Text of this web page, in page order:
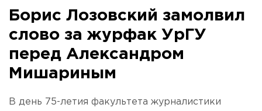
Борис Лозовский замолвил
слово за журфак УрГУ
перед Александром
Мишариным
В день 75-летия факультета журналистики